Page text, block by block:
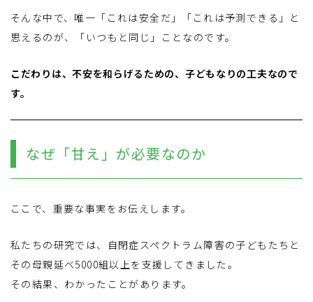
そんな中で、唯一「これは安全だ」「これは予測できる」と
思えるのが、「いつもと同じ」ことなのです。
こだわりは、不安を和らげるための、子どもなりの工夫なので
す。
なぜ「甘え」が必要なのか
ここで、重要な事実をお伝えします。
私たちの研究では、自閉症スペクトラム障害の子どもたちと
その母親延べ5000組以上を支援してきました。
その結果、わかったことがあります。